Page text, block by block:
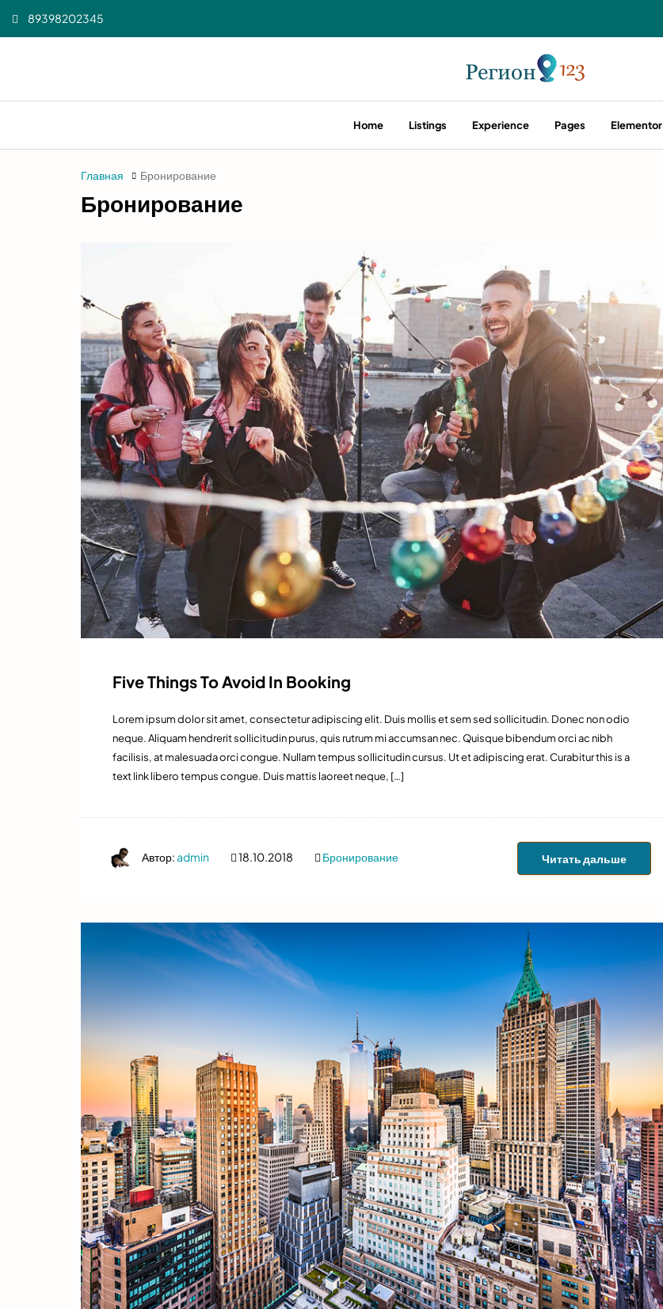
89398202345
Home Listings Experience Pages Elementor
Главная Бронирование
Бронирование
Five Things To Avoid In Booking
Lorem ipsum dolor sit amet, consectetur adipiscing elit. Duis mollis et sem sed sollicitudin. Donec non odio
neque. Aliquam hendrerit sollicitudin purus, quis rutrum mi accumsan nec. Quisque bibendum orci ac nibh
facilisis, at malesuada orci congue. Nullam tempus sollicitudin cursus. Ut et adipiscing erat. Curabitur this is a
text link libero tempus congue. Duis mattis laoreet neque, […]
Автор:admin 18.10.2018 Бронирование Читать дальше